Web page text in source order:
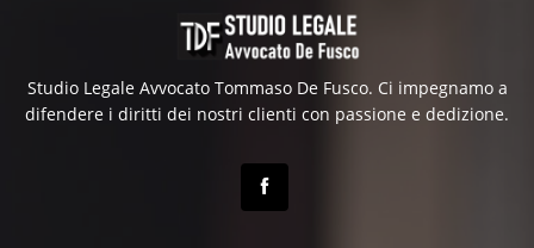
Studio Legale Avvocato Tommaso De Fusco. Ci impegnamo a
difendere i diritti dei nostri clienti con passione e dedizione.